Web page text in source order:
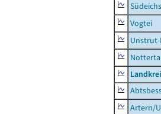
Vogtei
Artern/